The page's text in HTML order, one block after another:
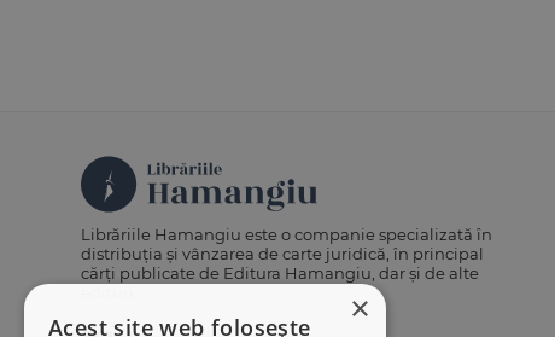
×
Acest site web folosește
Librăriile Hamangiu este o companie specializată în
distribuția și vânzarea de carte juridică, în principal
cărți publicate de Editura Hamangiu, dar și de alte